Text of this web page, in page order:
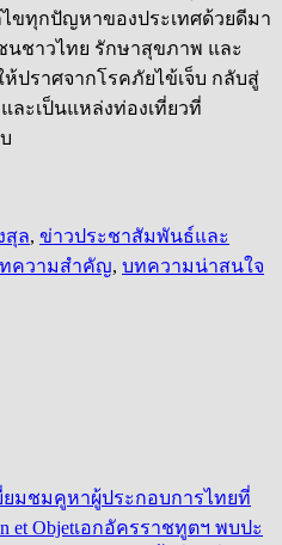
ขทุกปัญหาของประเทศด้วยดีมา
ชาวไทย รักษาสุขภาพ และ
ปราศจากโรคภัยไข้เจ็บ กลับสู่
ละเป็นแหล่งท่องเที่ยวที่
สุล, ข่าวประชาสัมพันธ์และ
ความสำคัญ, บทความน่าสนใจ
ยมชมคูหาผู้ประกอบการไทยที่
et Objetเอกอัครราชทูตฯ พบปะ